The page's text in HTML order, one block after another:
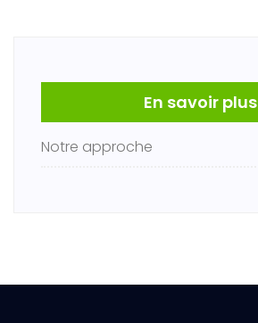
En savoir plus
Notre approche